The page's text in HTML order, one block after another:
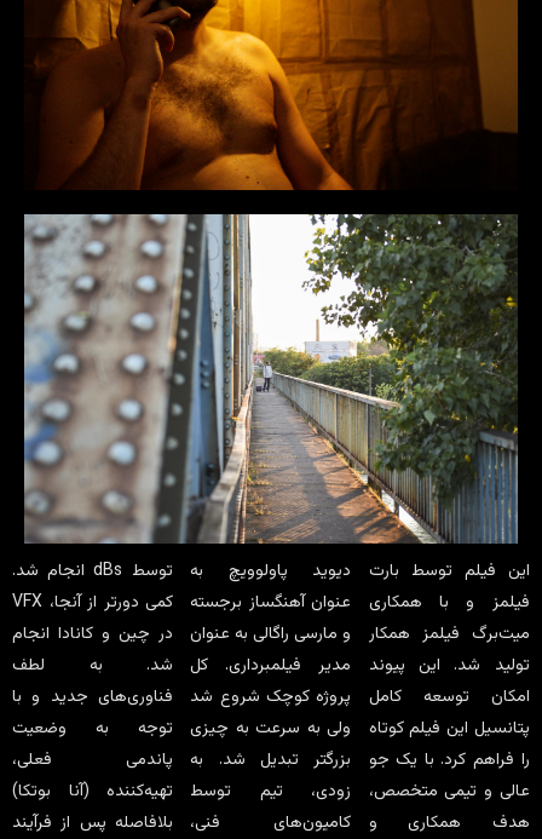
این فیلم توسط بارت
فیلمز و با همکاری
میت‌برگ فیلمز همکار
تولید شد. این پیوند
امکان توسعه کامل
پتانسیل این فیلم کوتاه
را فراهم کرد. با یک جو
عالی و تیمی متخصص،
هدف همکاری و
دیوید پاولوویچ به
عنوان آهنگساز برجسته
و مارسی راگالی به عنوان
مدیر فیلمبرداری. کل
پروژه کوچک شروع شد
ولی به سرعت به چیزی
بزرگتر تبدیل شد. به
زودی، تیم توسط
کامیون‌های فنی،
توسط dBs انجام شد.
کمی دورتر از آنجا، VFX
در چین و کانادا انجام
شد. به لطف
فناوری‌های جدید و با
توجه به وضعیت
پاندمی فعلی،
تهیه‌کننده (آنا بوتکا)
بلافاصله پس از فرآیند